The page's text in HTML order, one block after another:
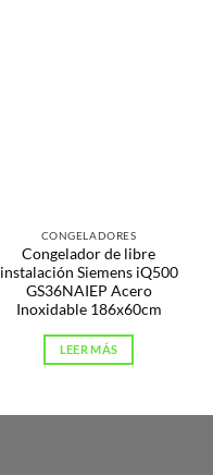
CONGELADORES
Congelador de libre
instalación Siemens iQ500
GS36NAIEP Acero
Inoxidable 186x60cm
LEER MÁS